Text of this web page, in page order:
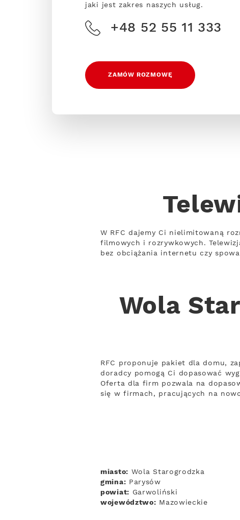
jaki jest zakres naszych usług.
+48 52 55 11 333
ZAMÓW ROZMOWĘ
W RFC dajemy Ci nielimitowaną
filmowych i rozrywkowych.
bez obciążania internetu czy
Wola
RFC proponuje pakiet dla domu,
doradcy pomogą Ci dopasować
Oferta dla firm pozwala na
się w firmach, pracujących na
miasto: Wola Starogrodzka
gmina: Parysów
powiat: Garwoliński
województwo: Mazowieckie